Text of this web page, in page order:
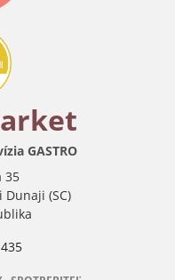
GASTRO
35
Dunaji (SC)